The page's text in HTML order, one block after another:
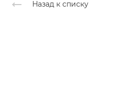
Назад к списку